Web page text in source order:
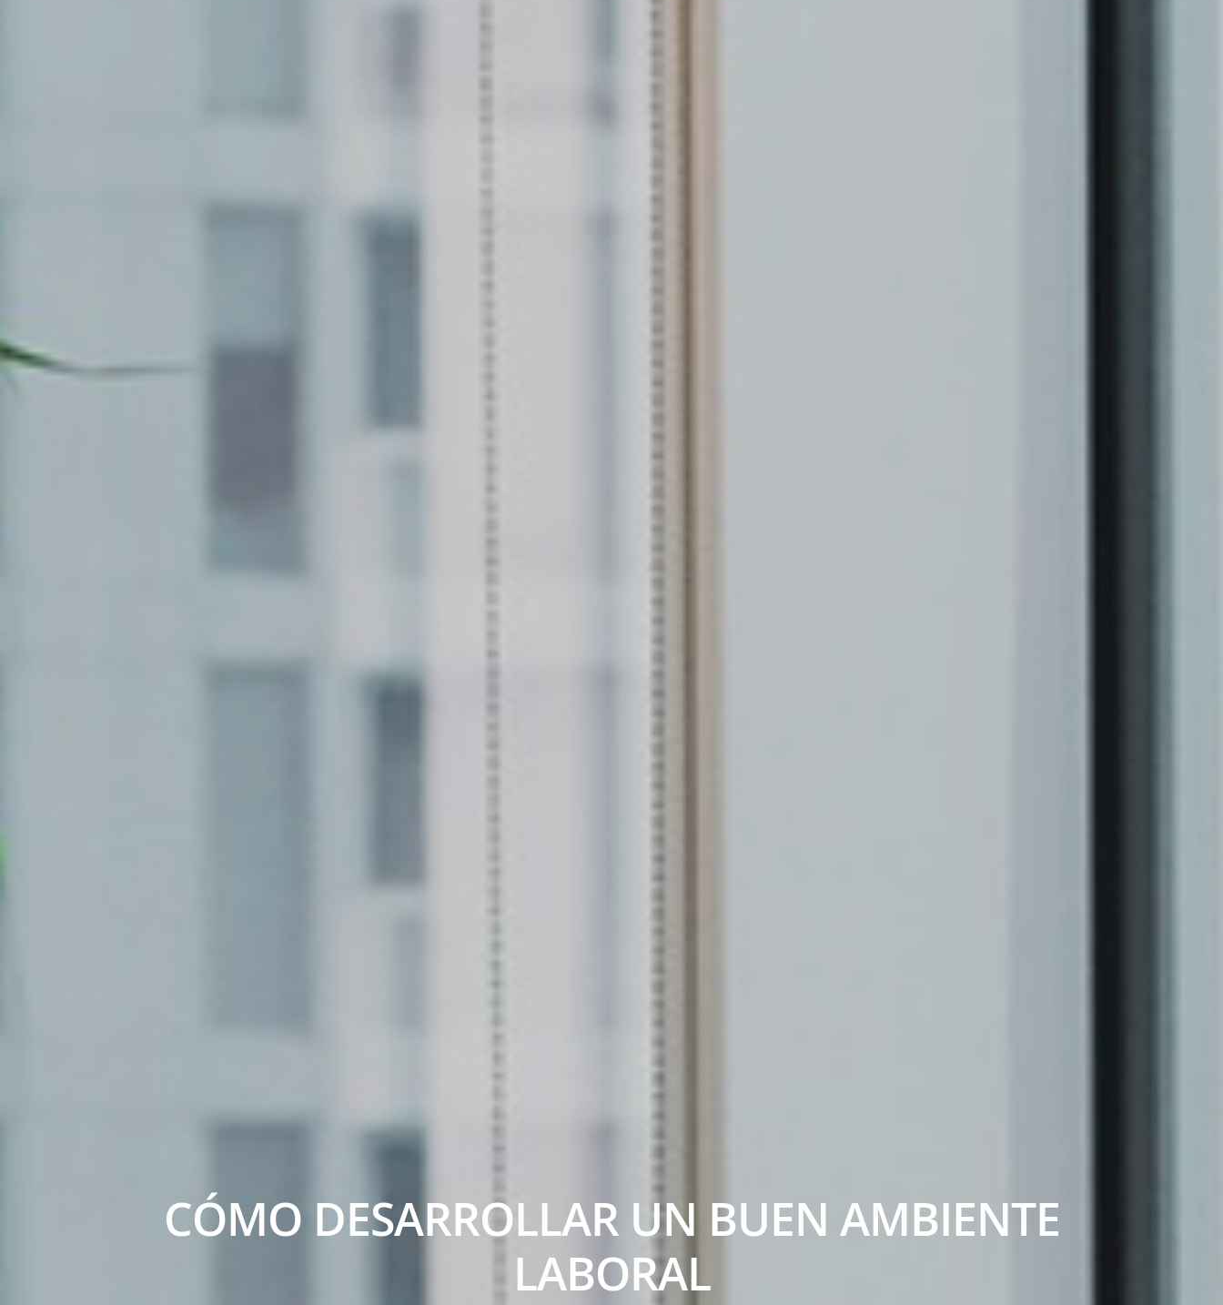
CÓMO DESARROLLAR UN BUEN AMBIENTE
LABORAL